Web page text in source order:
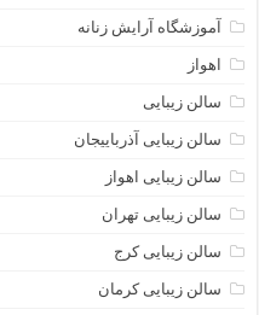
آموزشگاه آرایش زنانه
اهواز
سالن زیبایی
سالن زیبایی آذرباییجان
سالن زیبایی اهواز
سالن زیبایی تهران
سالن زیبایی کرج
سالن زیبایی کرمان